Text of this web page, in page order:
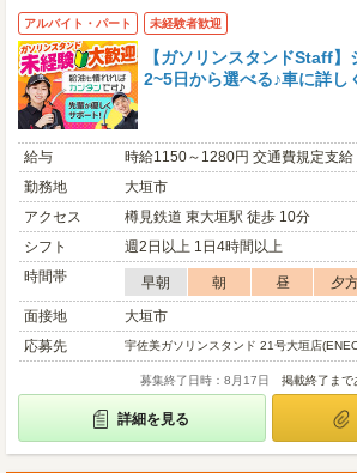
アルバイト・パート 未経験者歓迎
【ガソリンスタンドStaff
2~5日から選べる♪車に詳し
給与
時給1150～1280円 交通費規定支給
勤務地
大垣市
アクセス
樽見鉄道 東大垣駅 徒歩 10分
シフト
週2日以上 1日4時間以上
時間帯
早朝 朝 昼 夕
面接地
大垣市
応募先
宇佐美ガソリンスタンド 21号大垣店
募集終了日時：8月17日 掲載終了まで
詳細を見る